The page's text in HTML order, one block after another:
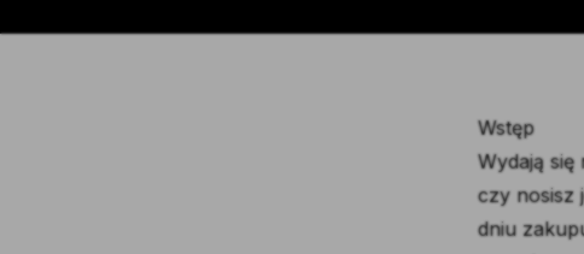
Wstęp
Wydają
czy nosisz
dniu